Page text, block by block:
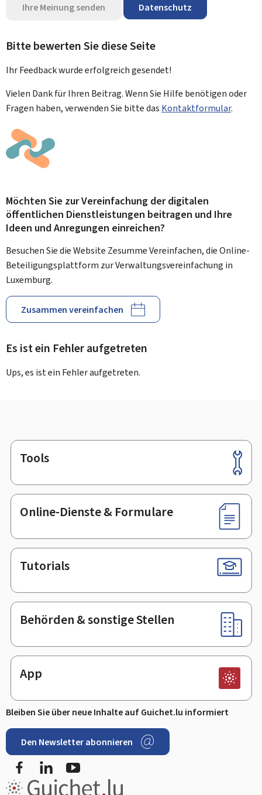
Ihre Meinung senden Datenschutz
Bitte bewerten Sie diese Seite
Ihr Feedback wurdeerfolgreichgesendet!
Vielen Dank für Ihren Beitrag. Wenn Sie Hilfe benötigen oder
Fragen haben, verwenden Sie bitte das Kontaktformular.
Möchten Sie zur Vereinfachung der digitalen
öffentlichen Dienstleistungen beitragen und Ihre
Ideen und Anregungen einreichen?
Besuchen Sie die Website Zesumme Vereinfachen, die Online-
Beteiligungsplattform zur Verwaltungsvereinfachung in
Luxemburg.
Zusammen vereinfachen
Es ist ein Fehler aufgetreten
Ups, es ist ein Fehler aufgetreten.
Footer
Tools
Online-Dienste & Formulare
Tutorials
Behörden & sonstige Stellen
App
Bleiben Sie über neue Inhalte auf Guichet.lu informiert
Den Newsletter abonnieren
FacebookLinkedIn